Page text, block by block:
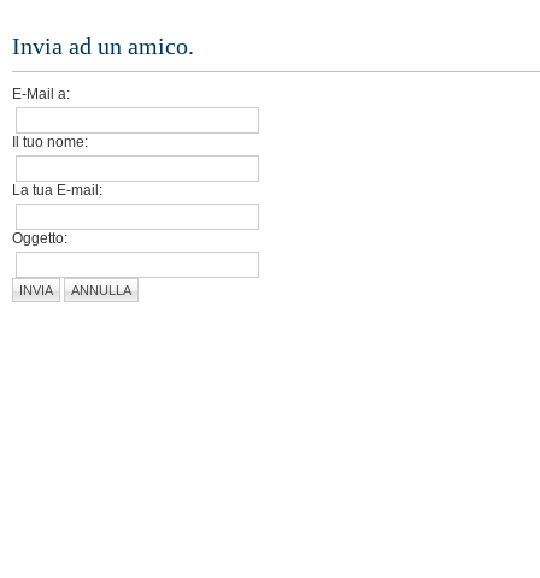
Invia ad un amico.
E-Mail a:
Il tuo nome:
La tua E-mail:
Oggetto:
INVIA ANNULLA